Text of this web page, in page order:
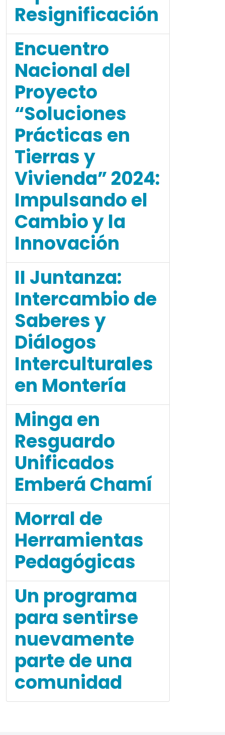
Resignificación
Encuentro
Nacional del
Proyecto
“Soluciones
Prácticas en
Tierras y
Vivienda” 2024:
Impulsando el
Cambio y la
Innovación
II Juntanza:
Intercambio de
Saberes y
Diálogos
Interculturales
en Montería
Minga en
Resguardo
Unificados
Emberá Chamí
Morral de
Herramientas
Pedagógicas
Un programa
para sentirse
nuevamente
parte de una
comunidad